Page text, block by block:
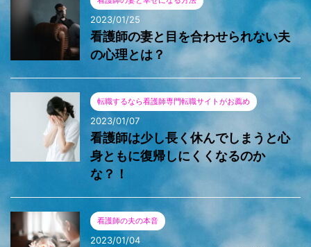
2023/01/25
看護師の妻と目を合わせられない夫
の心理とは？
転職するなら看護師専門転職サイトがお薦め
2023/01/07
看護師は少し長く休んでしまうと心
身ともに復帰しにくくなるのか
な？！
看護師の夫の本音
2023/01/04